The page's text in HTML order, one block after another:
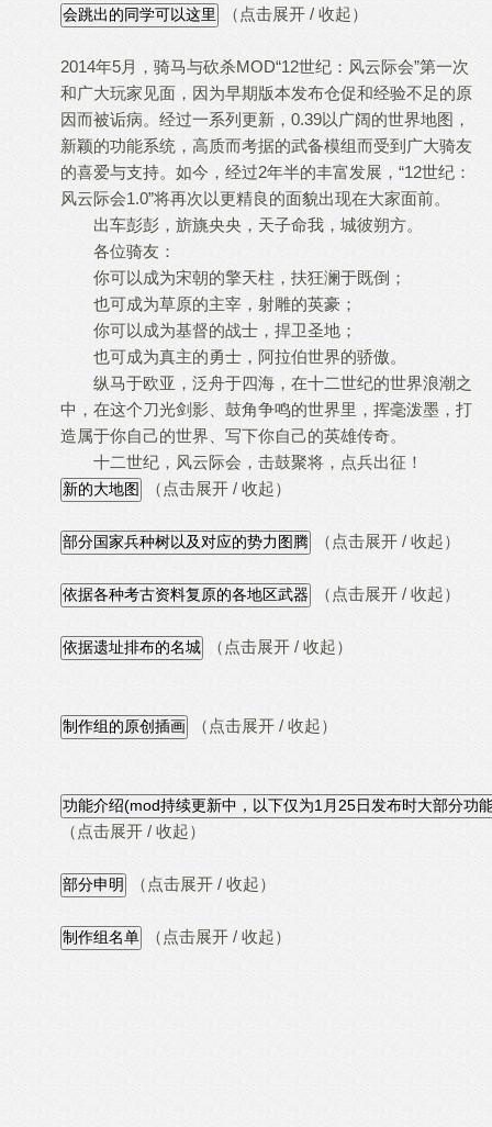
（点击展开 / 收起）
2014年5月，骑马与砍杀MOD“12世纪：风云际会”第一次
和广大玩家见面，因为早期版本发布仓促和经验不足的原
因而被诟病。经过一系列更新，0.39以广阔的世界地图，
新颖的功能系统，高质而考据的武备模组而受到广大骑友
的喜爱与支持。如今，经过2年半的丰富发展，“12世纪：
风云际会1.0”将再次以更精良的面貌出现在大家面前。
出车彭彭，旂旐央央，天子命我，城彼朔方。
各位骑友：
你可以成为宋朝的擎天柱，扶狂澜于既倒；
也可成为草原的主宰，射雕的英豪；
你可以成为基督的战士，捍卫圣地；
也可成为真主的勇士，阿拉伯世界的骄傲。
纵马于欧亚，泛舟于四海，在十二世纪的世界浪潮之
中，在这个刀光剑影、鼓角争鸣的世界里，挥毫泼墨，打
造属于你自己的世界、写下你自己的英雄传奇。
十二世纪，风云际会，击鼓聚将，点兵出征！
（点击展开 / 收起）
（点击展开 / 收起）
（点击展开 / 收起）
（点击展开 / 收起）
（点击展开 / 收起）
（点击展开 / 收起）
（点击展开 / 收起）
（点击展开 / 收起）